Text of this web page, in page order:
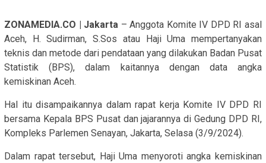
ZONAMEDIA.CO | Jakarta – Anggota Komite IV DPD RI asal
Aceh, H. Sudirman, S.Sos atau Haji Uma mempertanyakan
teknis dan metode dari pendataan yang dilakukan Badan Pusat
Statistik (BPS), dalam kaitannya dengan data angka
kemiskinan Aceh.
Hal itu disampaikannya dalam rapat kerja Komite IV DPD RI
bersama Kepala BPS Pusat dan jajarannya di Gedung DPD RI,
Kompleks Parlemen Senayan, Jakarta, Selasa (3/9/2024).
Dalam rapat tersebut, Haji Uma menyoroti angka kemiskinan